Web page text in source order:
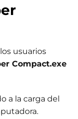
usuarios
Compact.exe
a la carga del